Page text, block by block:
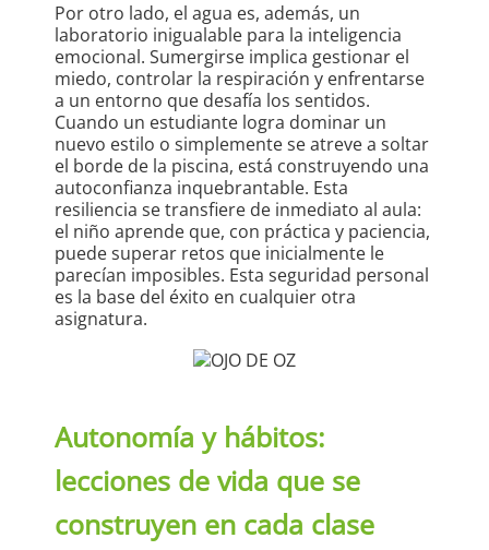
Por otro lado, el agua es, además, un
laboratorio inigualable para la inteligencia
emocional. Sumergirse implica gestionar el
miedo, controlar la respiración y enfrentarse
a un entorno que desafía los sentidos.
Cuando un estudiante logra dominar un
nuevo estilo o simplemente se atreve a soltar
el borde de la piscina, está construyendo una
autoconfianza inquebrantable. Esta
resiliencia se transfiere de inmediato al aula:
el niño aprende que, con práctica y paciencia,
puede superar retos que inicialmente le
parecían imposibles. Esta seguridad personal
es la base del éxito en cualquier otra
asignatura.
Autonomía y hábitos:
lecciones de vida que se
construyen en cada clase